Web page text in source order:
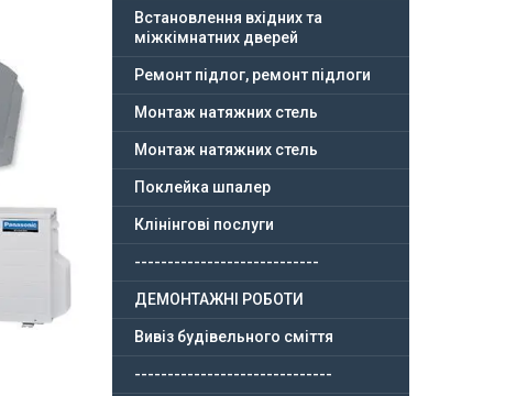
Встановлення вхідних та
міжкімнатних дверей
Ремонт підлог, ремонт підлоги
Монтаж натяжних стель
Монтаж натяжних стель
Поклейка шпалер
Клінінгові послуги
----------------------------
ДЕМОНТАЖНІ РОБОТИ
Вивіз будівельного сміття
------------------------------